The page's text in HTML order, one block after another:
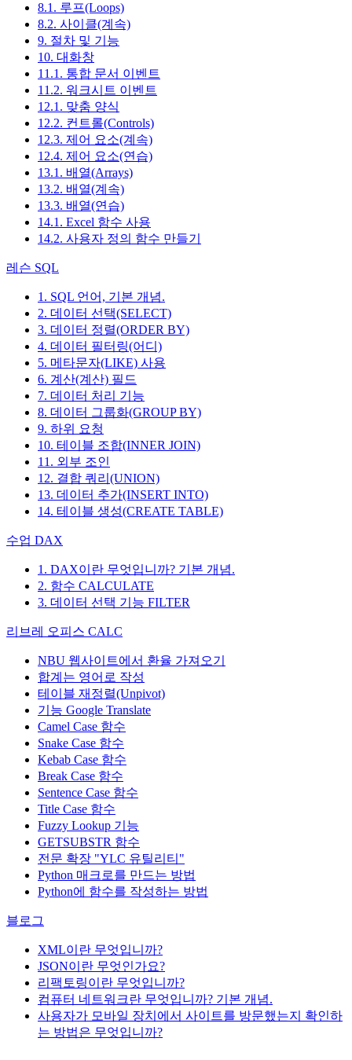
8.1. 루프(Loops)
8.2. 사이클(계속)
9. 절차 및 기능
10. 대화창
11.1. 통합 문서 이벤트
11.2. 워크시트 이벤트
12.1. 맞춤 양식
12.2. 컨트롤(Controls)
12.3. 제어 요소(계속)
12.4. 제어 요소(연습)
13.1. 배열(Arrays)
13.2. 배열(계속)
13.3. 배열(연습)
14.1. Excel 함수 사용
14.2. 사용자 정의 함수 만들기
레슨 SQL
1. SQL 언어, 기본 개념.
2. 데이터 선택(SELECT)
3. 데이터 정렬(ORDER BY)
4. 데이터 필터링(어디)
5. 메타문자(LIKE) 사용
6. 계산(계산) 필드
7. 데이터 처리 기능
8. 데이터 그룹화(GROUP BY)
9. 하위 요청
10. 테이블 조합(INNER JOIN)
11. 외부 조인
12. 결합 쿼리(UNION)
13. 데이터 추가(INSERT INTO)
14. 테이블 생성(CREATE TABLE)
수업 DAX
1. DAX이란 무엇입니까? 기본 개념.
2. 함수 CALCULATE
3. 데이터 선택 기능 FILTER
리브레 오피스 CALC
NBU 웹사이트에서 환율 가져오기
합계는 영어로 작성
테이블 재정렬(Unpivot)
기능 Google Translate
Camel Case 함수
Snake Case 함수
Kebab Case 함수
Break Case 함수
Sentence Case 함수
Title Case 함수
Fuzzy Lookup 기능
GETSUBSTR 함수
전문 확장 "YLC 유틸리티"
Python 매크로를 만드는 방법
Python에 함수를 작성하는 방법
블로그
XML이란 무엇입니까?
JSON이란 무엇인가요?
리팩토링이란 무엇입니까?
컴퓨터 네트워크란 무엇입니까? 기본 개념.
사용자가 모바일 장치에서 사이트를 방문했는지 확인하
는 방법은 무엇입니까?